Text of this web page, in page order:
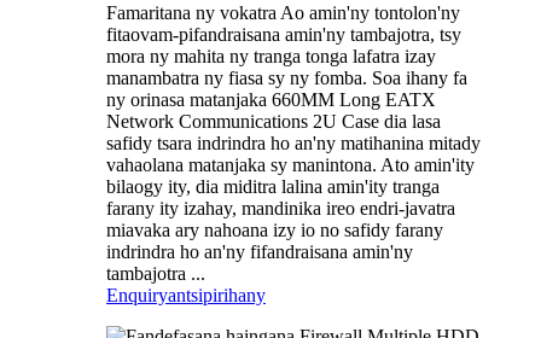
Famaritana ny vokatra Ao amin'ny tontolon'ny
fitaovam-pifandraisana amin'ny tambajotra, tsy
mora ny mahita ny tranga tonga lafatra izay
manambatra ny fiasa sy ny fomba. Soa ihany fa
ny orinasa matanjaka 660MM Long EATX
Network Communications 2U Case dia lasa
safidy tsara indrindra ho an'ny matihanina mitady
vahaolana matanjaka sy manintona. Ato amin'ity
bilaogy ity, dia miditra lalina amin'ity tranga
farany ity izahay, mandinika ireo endri-javatra
miavaka ary nahoana izy io no safidy farany
indrindra ho an'ny fifandraisana amin'ny
tambajotra ...
Enquiryantsipirihany